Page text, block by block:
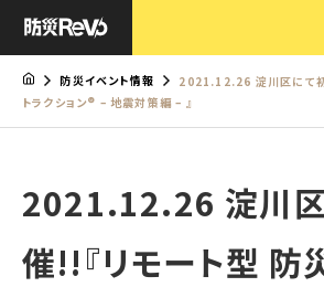
防災イベント情報
2021.12.26 淀川区にて
トラクション® – 地震対策編 – 』
2021.12.26 淀川
催!!『リモート型 防